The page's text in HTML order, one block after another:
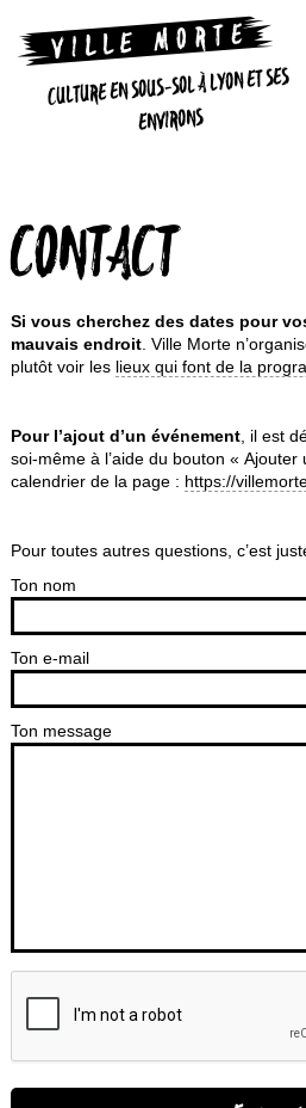
CULTURE EN SOUS-SOL À LYON ET SES
ENVIRONS
CONTACT
Si vous cherchez des dates pour
mauvais endroit. Ville Morte
plutôt voir les lieux qui font de la
Pour l’ajout d’un événement, il est
soi-même à l’aide du bouton «
calendrier de la page : https://
Pour toutes autres questions, c’est
Ton nom
Ton e-mail
Ton message